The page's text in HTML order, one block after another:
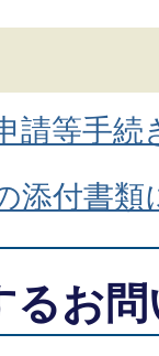
等手続
添付書類
るお